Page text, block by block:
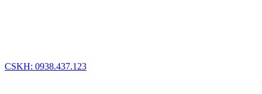
CSKH: 0938.437.123